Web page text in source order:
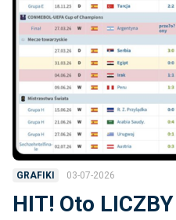
GRAFIKI 03-07-2026
HIT! Oto